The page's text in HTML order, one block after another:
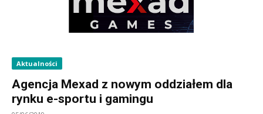
Aktualności
Agencja Mexad z nowym oddziałem dla
rynku e-sportu i gamingu